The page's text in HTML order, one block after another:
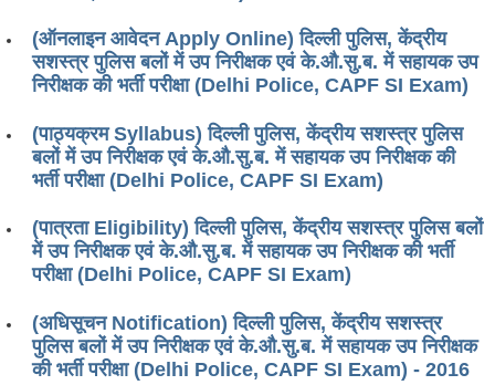
Tier-1 Syllabus
Tier-1 Answer Keys
SSC CGL TIER-2
TIER-2 Papers
Study Kit for CGL Tier-1
CGL Trend Analysis
(ऑनलाइन आवेदन Apply Online) दिल्ली पुलिस, केंद्रीय
सशस्त्र पुलिस बलों में उप निरीक्षक एवं के.औ.सु.ब. में सहायक उप
निरीक्षक की भर्ती परीक्षा (Delhi Police, CAPF SI Exam)
(पाठ्यक्रम Syllabus) दिल्ली पुलिस, केंद्रीय सशस्त्र पुलिस
बलों में उप निरीक्षक एवं के.औ.सु.ब. में सहायक उप निरीक्षक की
भर्ती परीक्षा (Delhi Police, CAPF SI Exam)
(पात्रता Eligibility) दिल्ली पुलिस, केंद्रीय सशस्त्र पुलिस बलों
में उप निरीक्षक एवं के.औ.सु.ब. में सहायक उप निरीक्षक की भर्ती
परीक्षा (Delhi Police, CAPF SI Exam)
(अधिसूचन Notification) दिल्ली पुलिस, केंद्रीय सशस्त्र
पुलिस बलों में उप निरीक्षक एवं के.औ.सु.ब. में सहायक उप निरीक्षक
की भर्ती परीक्षा (Delhi Police, CAPF SI Exam) - 2016